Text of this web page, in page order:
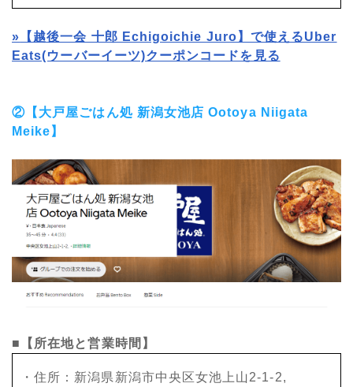
» 【越後一会 十郎 Echigoichie Juro】で使えるUber
Eats(ウーバーイーツ)クーポンコードを見る
②【大戸屋ごはん処 新潟女池店 Ootoya Niigata
Meike】
■【所在地と営業時間】
・住所：新潟県新潟市中央区女池上山2-1-2,